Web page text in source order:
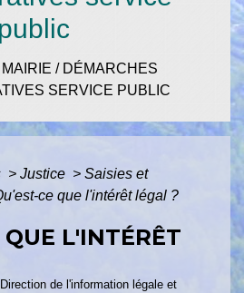
public
MAIRIE / DÉMARCHES
SERVICE PUBLIC
> Justice > Saisies et
ce que l'intérêt légal ?
QUE L'INTÉRÊT
de l'information légale et